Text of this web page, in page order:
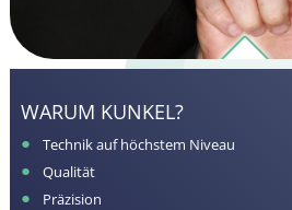
WARUM KUNKEL?
Technik auf höchstem Niveau
Qualität
Präzision
Funktionalitäten
Karriere